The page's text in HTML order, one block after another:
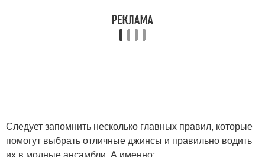
Следует запомнить несколько главных правил, которые
помогут выбрать отличные джинсы и правильно водить